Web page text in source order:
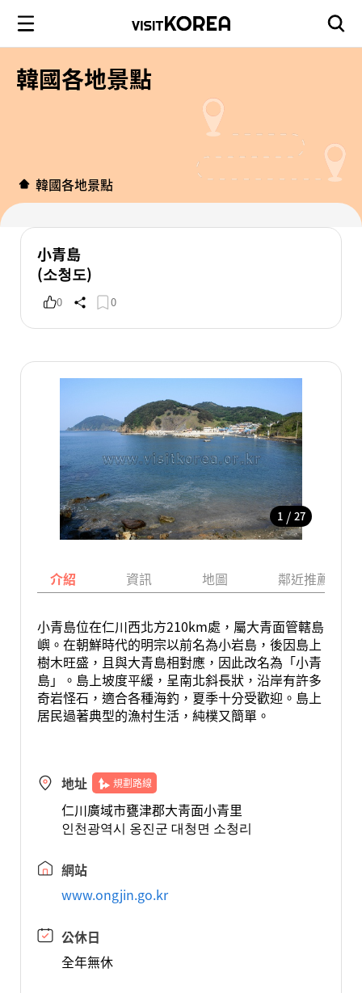
韓國各地景點
韓國各地景點
小青島
(소청도)
0 0
1 / 27
介紹 資訊 地圖 鄰近推薦景點
小青島位在仁川西北方210km處，屬大青面管轄島
嶼。在朝鮮時代的明宗以前名為小岩島，後因島上
樹木旺盛，且與大青島相對應，因此改名為「小青
島」。島上坡度平緩，呈南北斜長狀，沿岸有許多
奇岩怪石，適合各種海釣，夏季十分受歡迎。島上
居民過著典型的漁村生活，純樸又簡單。
地址 規劃路線
仁川廣域市甕津郡大靑面小青里
인천광역시 옹진군 대청면 소청리
網站
www.ongjin.go.kr
公休日
全年無休